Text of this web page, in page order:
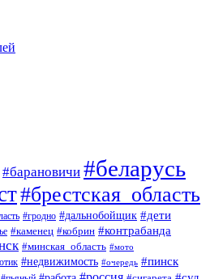
#барановичи #беларусь
#брестская_область
#гродно #дальнобойщик #дети
#каменец #кобрин #контрабанда
#минская_область #мото
#недвижимость #очередь #пинск